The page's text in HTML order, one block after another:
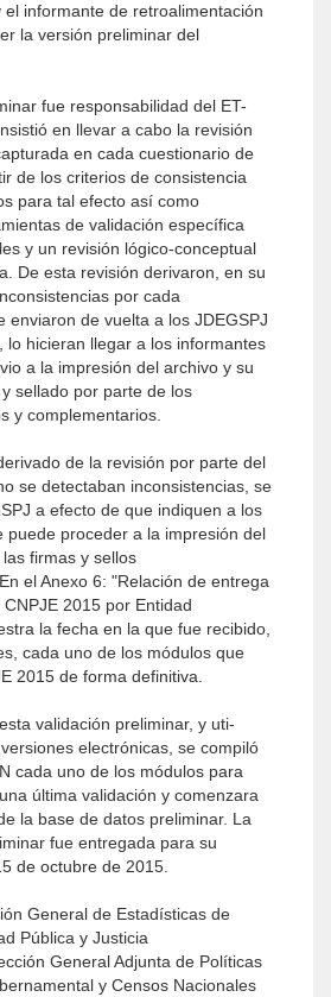
informante de retroali­mentación
la versión preliminar del
fue responsabilidad del ET-
en llevar a cabo la revisión
en cada cuestionario de
de los criterios de consistencia
para tal efecto así como
de validación específica
y un revisión lógico-conceptual
De esta revisión derivaron, en su
por cada
enviaron de vuelta a los JDEGSPJ
lo hicieran llegar a los informantes
a la im­presión del archivo y su
sellado por parte de los
y complementarios.
de la revisión por parte del
se detectaban inconsistencias, se
a efecto de que indiquen a los
puede proceder a la impresión del
firmas y sellos
el Anexo 6: "Relación de entrega
2015 por Entidad
la fecha en la que fue recibido,
cada uno de los módulos que
2015 de forma definitiva.
validación preliminar, y uti­
electrónicas, se compiló
cada uno de los módulos para
última validación y comenzara
la base de datos preliminar. La
fue entregada para su
de octubre de 2015.
General de Estadísticas de
Pública y Justicia
General Adjunta de Políticas
y Censos Nacionales